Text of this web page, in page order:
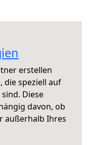
erstellen
die speziell auf
Diese
davon, ob
außerhalb Ihres